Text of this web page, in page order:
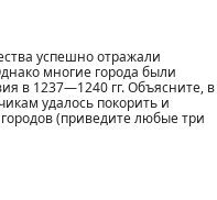
успешно отражали
многие города были
в 1237—1240 гг. Объясните, в
удалось покорить и
(приведите любые три